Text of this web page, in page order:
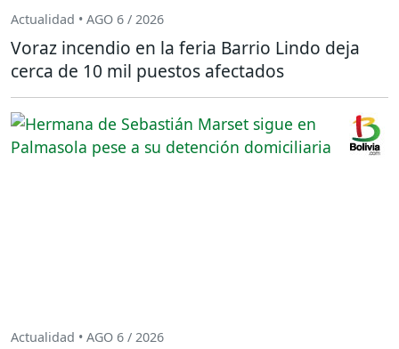
Actualidad • AGO 6 / 2026
Voraz incendio en la feria Barrio Lindo deja
cerca de 10 mil puestos afectados
Actualidad • AGO 6 / 2026